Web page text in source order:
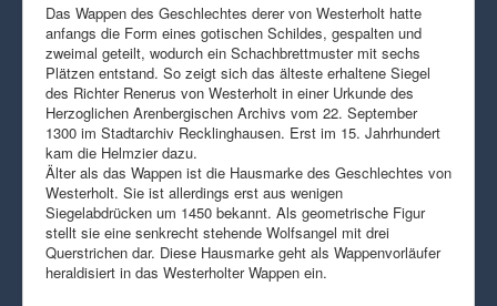
Das Wappen des Geschlechtes derer von Westerholt hatte
anfangs die Form eines gotischen Schildes, gespalten und
zweimal geteilt, wodurch ein Schachbrettmuster mit sechs
Plätzen entstand. So zeigt sich das älteste erhaltene Siegel
des Richter Renerus von Westerholt in einer Urkunde des
Herzoglichen Arenbergischen Archivs vom 22. September
1300 im Stadtarchiv Recklinghausen. Erst im 15. Jahrhundert
kam die Helmzier dazu.
Älter als das Wappen ist die Hausmarke des Geschlechtes von
Westerholt. Sie ist allerdings erst aus wenigen
Siegelabdrücken um 1450 bekannt. Als geometrische Figur
stellt sie eine senkrecht stehende Wolfsangel mit drei
Querstrichen dar. Diese Hausmarke geht als Wappenvorläufer
heraldisiert in das Westerholter Wappen ein.